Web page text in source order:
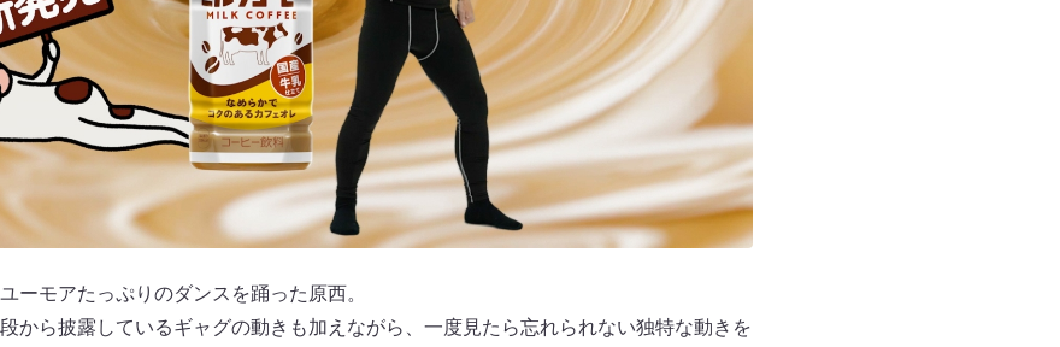
ーモアたっぷりのダンスを踊った原西。
から披露しているギャグの動きも加えながら、一度見たら忘れられない独特な動きを